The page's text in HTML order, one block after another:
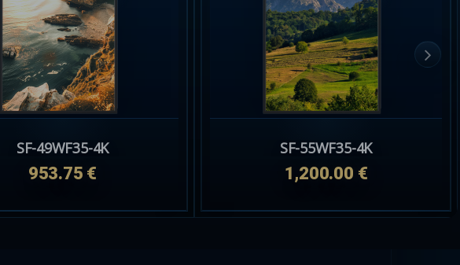
NVR-N110-4P-8A0E-P-IMOU
70.00 €
229.31 €